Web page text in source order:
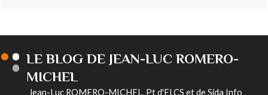
LE BLOG DE JEAN-LUC ROMERO-
MICHEL
Jean-Luc ROMERO-MICHEL, Pt d'ELCS et de Sida Info